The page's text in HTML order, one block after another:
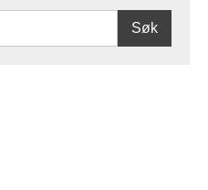
Søk